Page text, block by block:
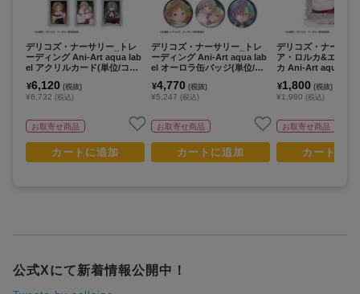
デリコズ・ナーサリー_トレ
ーディング Ani-Art aqua lab
el アクリルカード(単位/コン
ク入り】
¥6,120 (税抜)
¥6,732 (税込)
お取寄せ商品
カートに追加
デリコズ・ナーサリー_トレ
ーディング Ani-Art aqua lab
el オーロラ缶バッジ(単位/コ
ック入り】
¥4,770 (税抜)
¥5,247 (税込)
お取寄せ商品
カートに追加
デリコズ・ナーサリ
ア・ロルカ&エレー
カ Ani-Art aqua
¥1,800 (税抜)
¥1,980 (税込)
お取寄せ商品
カートに
公式Xにて新着情報公開中！